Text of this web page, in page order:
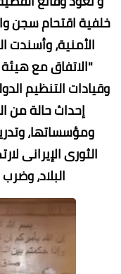
خلفية اقتحام سجن
الأمنية،
"الاتفاق مع
وقيادات التنظيم
إحداث حالة من
ومؤسساتها،
الثورى الإيرانى
البلاد،